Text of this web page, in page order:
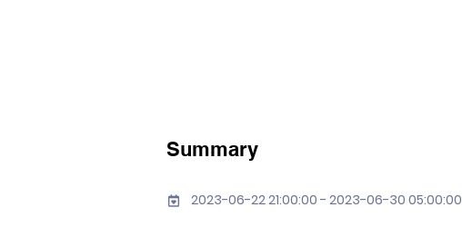
Summary
2023-06-22 21:00:00 - 2023-06-30 05:00:00